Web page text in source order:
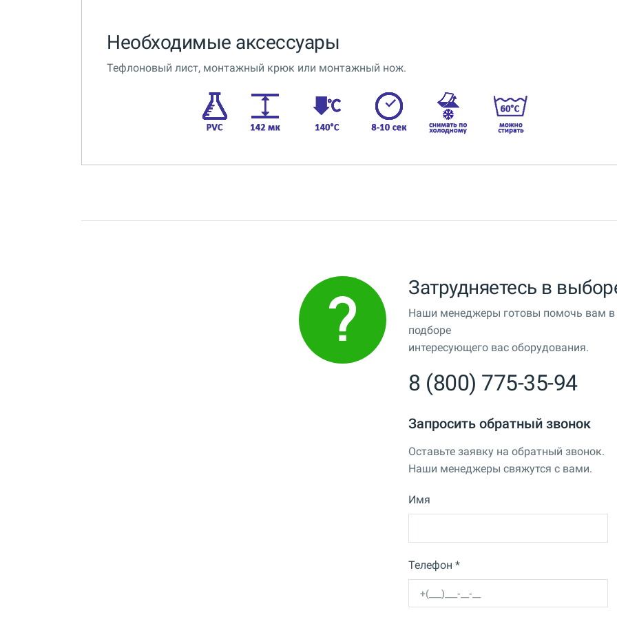
Необходимые аксессуары
Тефлоновый лист, монтажный крюк или монтажный нож.
Затрудняетесь в
Наши менеджеры готовы помочь вам в
подборе
интересующего вас оборудования.
8 (800) 775-35-94
Запросить обратный звонок
Оставьте заявку на обратный звонок.
Наши менеджеры свяжутся с вами.
Имя
Телефон *